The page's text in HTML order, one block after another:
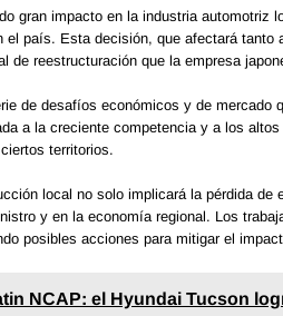
gran impacto en la industria automotriz
el país. Esta decisión, que afectará tanto
de reestructuración que la empresa
de desafíos económicos y de
a la creciente competencia y a los
territorios.
local no solo implicará la pérdida
y en la economía regional. Los
posibles acciones para mitigar el
NCAP: el Hyundai Tucson